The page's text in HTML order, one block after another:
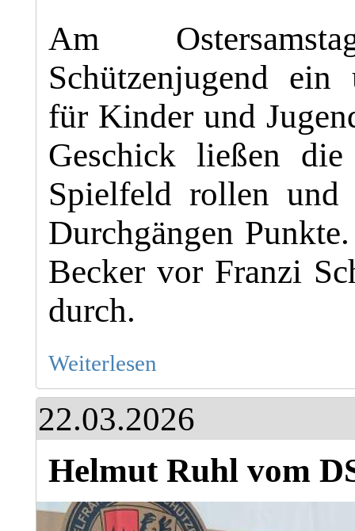
Am
Schützenjugend ein
für Kinder und
Geschick ließen
Spielfeld rollen und
Durchgängen
Becker vor Franzi
durch.
Weiterlesen
22.03.2026
Helmut Ruhl vom